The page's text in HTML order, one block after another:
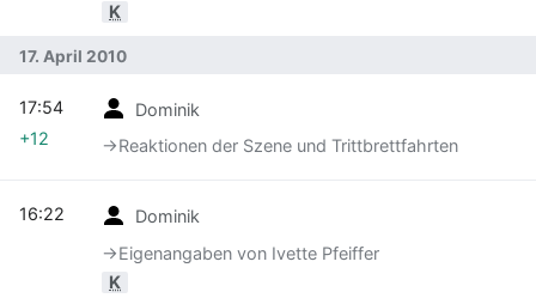
K
17. April 2010
Dominik
→‎Reaktionen der Szene und Trittbrettfahrten
17:54
+12
Dominik
→‎Eigenangaben von Ivette Pfeiffer
K
16:22